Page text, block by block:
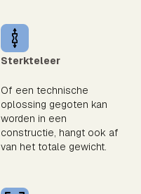
Sterkteleer
Of een technische
oplossing gegoten kan
worden in een
constructie, hangt ook af
van het totale gewicht.